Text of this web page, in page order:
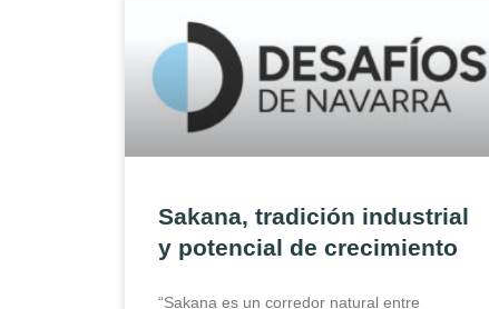
Sakana, tradición industrial
y potencial de crecimiento
“Sakana es un corredor natural entre